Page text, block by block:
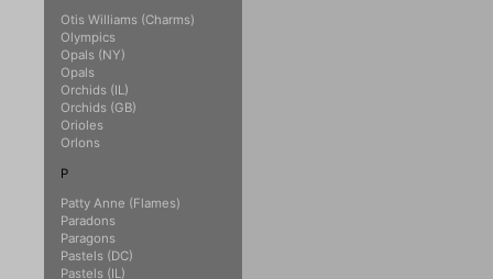
Otis Williams (Charms)
Olympics
Opals (NY)
Opals
Orchids (IL)
Orchids (GB)
Orioles
Orlons
P
Patty Anne (Flames)
Paradons
Paragons
Pastels (DC)
Pastels (IL)